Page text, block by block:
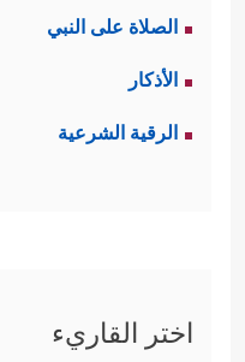
الصلاة على النبي
الأذكار
الرقية الشرعية
اختر القاريء